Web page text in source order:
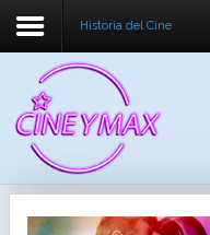
Historia del Cine